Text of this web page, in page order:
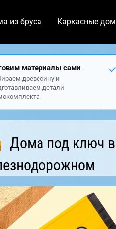
из бруса Каркасные
материалы сами
древесину и
детали
Дома под ключ в